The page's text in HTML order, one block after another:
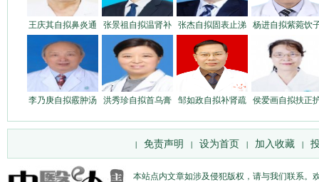
王庆其自拟鼻炎通 张景祖自拟温肾补 张杰自拟固表止涕 杨进自拟紫菀饮
李乃庚自拟霰肿汤 洪秀珍自拟首乌膏 邹如政自拟补肾疏 侯爱画自拟扶正
| 免责声明 | 设为首页 | 加入收藏 |
本站点内文章如涉及侵犯版权，请与我们联系。